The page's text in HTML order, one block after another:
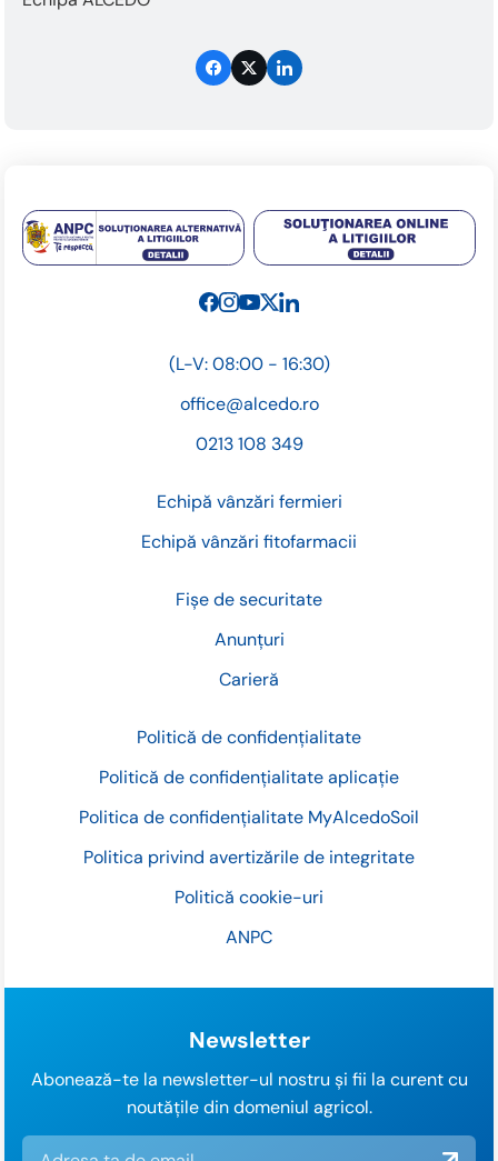
Fișe de securitate
Anunțuri
Carieră
Politică de confidențialitate
Politică de confidențialitate aplicație
Politica de confidențialitate MyAlcedoSoil
Politica privind avertizările de integritate
Politică cookie-uri
ANPC
(L-V: 08:00 - 16:30)
office@alcedo.ro
0213 108 349
Echipă vânzări fermieri
Echipă vânzări fitofarmacii
Newsletter
Abonează-te la newsletter-ul nostru și fii la curent cu
noutățile din domeniul agricol.